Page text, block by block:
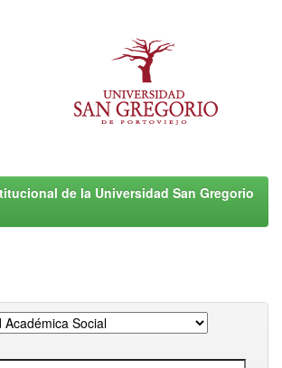
de la Universidad San Gregorio